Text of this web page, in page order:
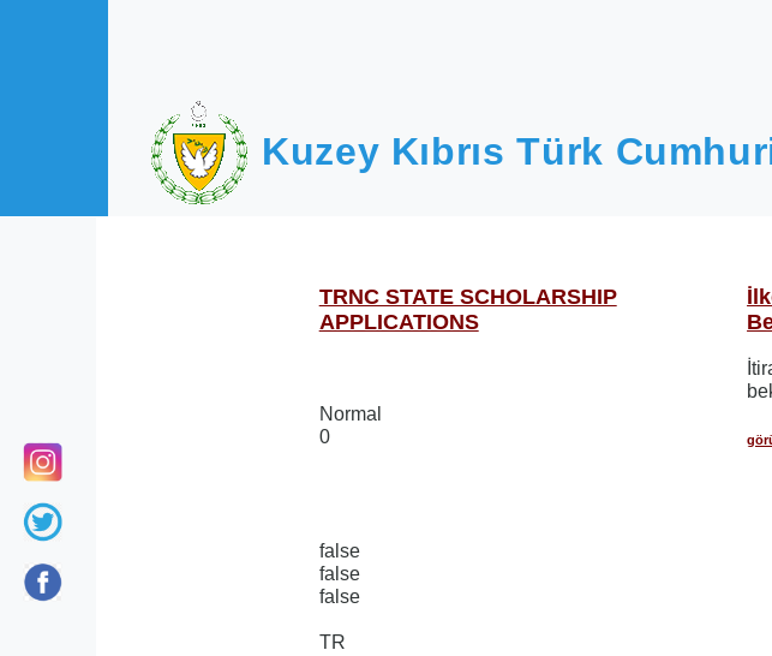
Kuzey Kıbrıs Türk
TRNC STATE SCHOLARSHIP
APPLICATIONS
Normal
0
false
false
false
TR